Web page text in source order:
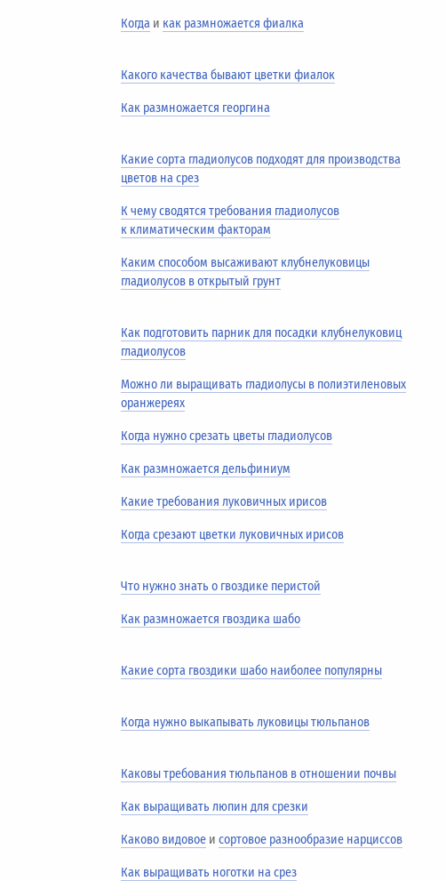
Когда и как размножается фиалка
Какого качества бывают цветки фиалок
Как размножается георгина
Какие сорта гладиолусов подходят для производства
цветов на срез
К чему сводятся требования гладиолусов
к климатическим факторам
Каким способом высаживают клубнелуковицы
гладиолусов в открытый грунт
Как подготовить парник для посадки клубнелуковиц
гладиолусов
Можно ли выращивать гладиолусы в полиэтиленовых
оранжереях
Когда нужно срезать цветы гладиолусов
Как размножается дельфиниум
Какие требования луковичных ирисов
Когда срезают цветки луковичных ирисов
Что нужно знать о гвоздике перистой
Как размножается гвоздика шабо
Какие сорта гвоздики шабо наиболее популярны
Когда нужно выкапывать луковицы тюльпанов
Каковы требования тюльпанов в отношении почвы
Как выращивать люпин для срезки
Каково видовое исортовое разнообразие нарциссов
Как выращивать ноготки на срез